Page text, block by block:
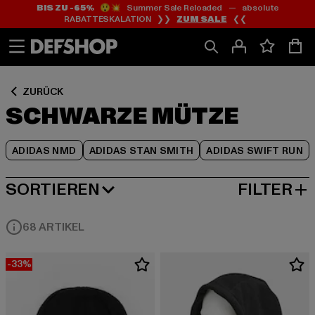
Zum
Inhalt
springen
Zum
Fußzeile
springen
BIS ZU -65%😲💥 Summer Sale Reloaded — absolute
RABATTESKALATION ❯❯ ZUM SALE ❮❮
ZURÜCK
SCHWARZE MÜTZE
ADIDAS NMD ADIDAS STAN SMITH ADIDAS SWIFT RUN
Zum
Produktraster
springen
SORTIEREN
BELIEBTESTE FILTER
68 ARTIKEL
-33%